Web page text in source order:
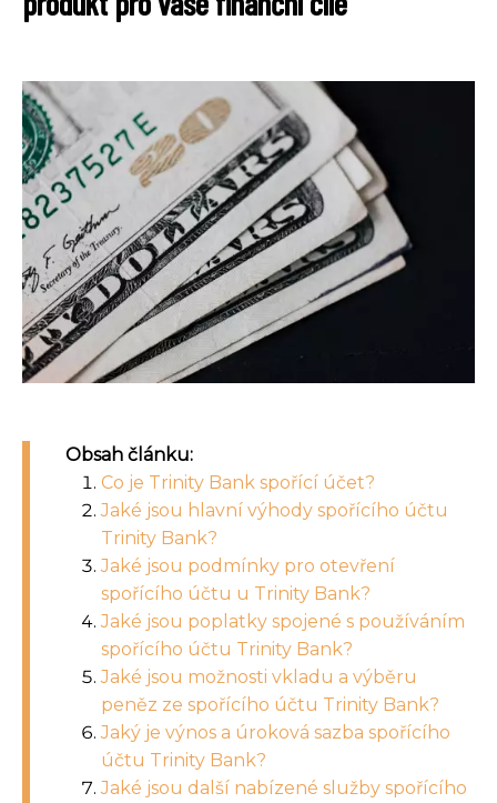
Obsah článku:
Co je Trinity Bank spořící účet?
Jaké jsou hlavní výhody spořícího účtu
Trinity Bank?
Jaké jsou podmínky pro otevření
spořícího účtu u Trinity Bank?
Jaké jsou poplatky spojené s používáním
spořícího účtu Trinity Bank?
Jaké jsou možnosti vkladu a výběru
peněz ze spořícího účtu Trinity Bank?
Jaký je výnos a úroková sazba spořícího
účtu Trinity Bank?
Jaké jsou další nabízené služby spořícího